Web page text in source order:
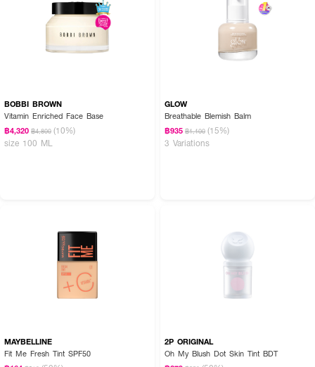
How To Use :
BOBBI BROWN
Vitamin Enriched Face Base
฿4,320 ฿4,800 (10%)
size 100 ML
GLOW
Breathable Blemish Balm
฿935 ฿1,100 (15%)
3 Variations
MAYBELLINE
Fit Me Fresh Tint SPF50
2P ORIGINAL
Oh My Blush Dot Skin Tint BDT